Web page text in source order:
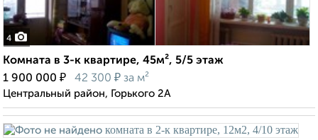
4
Комната в 3-к квартире, 45м², 5/5 этаж
1 900 000 ₽ 42 300 ₽ за м²
Центральный район, Горького 2А